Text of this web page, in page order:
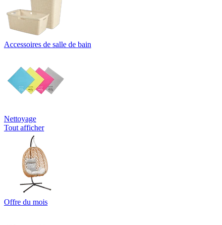
Accessoires de salle de bain
Nettoyage
Tout afficher
Offre du mois